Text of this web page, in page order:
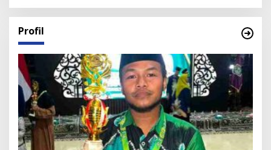
Profil